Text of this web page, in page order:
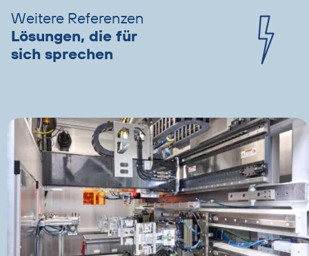
Weitere Referenzen
Lösungen, die für
sich sprechen